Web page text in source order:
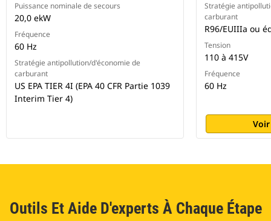
Puissance nominale de secours
20,0 ekW
Fréquence
60 Hz
Stratégie antipollution/d'économie de
carburant
US EPA TIER 4I (EPA 40 CFR Partie 1039
Interim Tier 4)
Stratégie
carburant
R96/EUIIIa ou
Tension
110 à 415V
Fréquence
60 Hz
Outils Et Aide D'experts À Chaque Étape